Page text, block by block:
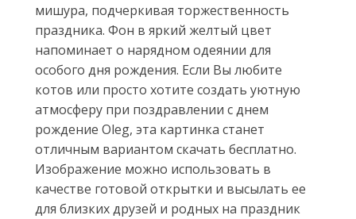
мишура, подчеркивая торжественность
праздника. Фон в яркий желтый цвет
напоминает о нарядном одеянии для
особого дня рождения. Если Вы любите
котов или просто хотите создать уютную
атмосферу при поздравлении с днем
рождение Oleg, эта картинка станет
отличным вариантом скачать бесплатно.
Изображение можно использовать в
качестве готовой открытки и высылать ее
для близких друзей и родных на праздник